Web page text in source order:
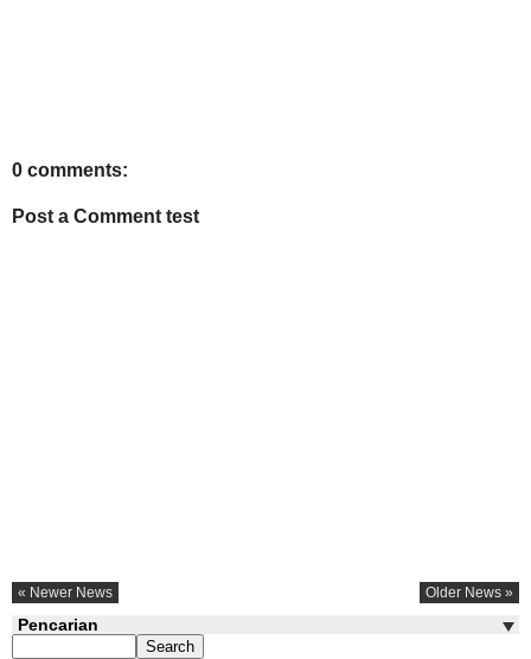
0 comments:
Post a Comment test
« Newer News Older News »
Pencarian